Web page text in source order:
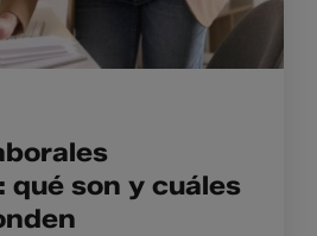
qué son y cuáles